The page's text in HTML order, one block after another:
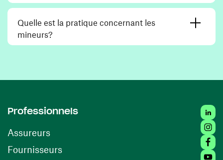
Quelle est la pratique concernant les
mineurs?
Professionnels
Assureurs
Fournisseurs(opens in a new window)